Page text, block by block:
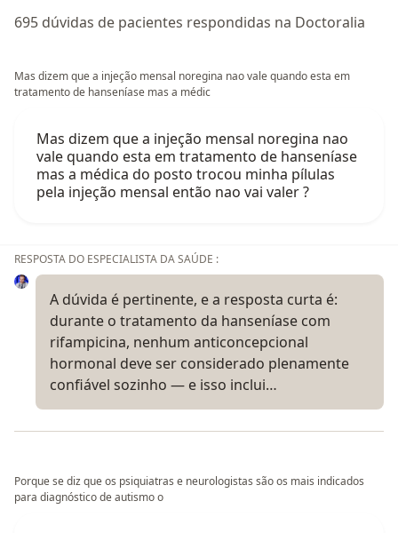
695 dúvidas de pacientes respondidas na Doctoralia
Mas dizem que a injeção mensal noregina nao vale quando esta em
tratamento de hanseníase mas a médic
Mas dizem que a injeção mensal noregina nao
vale quando esta em tratamento de hanseníase
mas a médica do posto trocou minha pílulas
pela injeção mensal então nao vai valer ?
RESPOSTA DO ESPECIALISTA DA SAÚDE :
A dúvida é pertinente, e a resposta curta é:
durante o tratamento da hanseníase com
rifampicina, nenhum anticoncepcional
hormonal deve ser considerado plenamente
confiável sozinho — e isso inclui…
Porque se diz que os psiquiatras e neurologistas são os mais indicados
para diagnóstico de autismo o